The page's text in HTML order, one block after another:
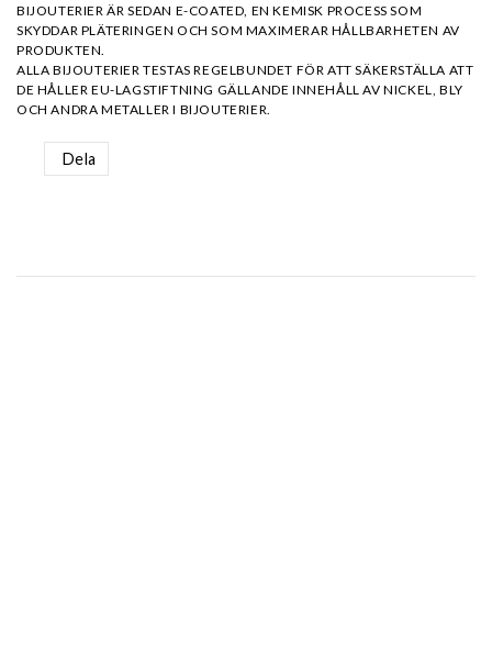
BIJOUTERIER ÄR SEDAN E-COATED, EN KEMISK PROCESS SOM
SKYDDAR PLÄTERINGEN OCH SOM MAXIMERAR HÅLLBARHETEN AV
PRODUKTEN.
ALLA BIJOUTERIER TESTAS REGELBUNDET FÖR ATT SÄKERSTÄLLA ATT
DE HÅLLER EU-LAGSTIFTNING GÄLLANDE INNEHÅLL AV NICKEL, BLY
OCH ANDRA METALLER I BIJOUTERIER.
Dela